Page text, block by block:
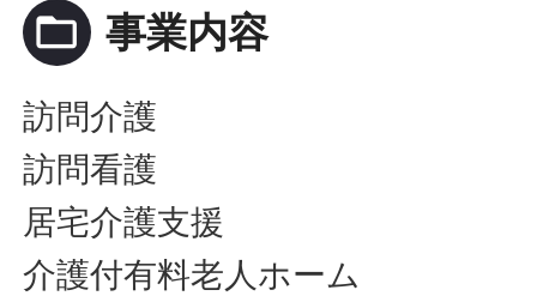
folder_open 事業内容
訪問介護
訪問看護
居宅介護支援
介護付有料老人ホーム